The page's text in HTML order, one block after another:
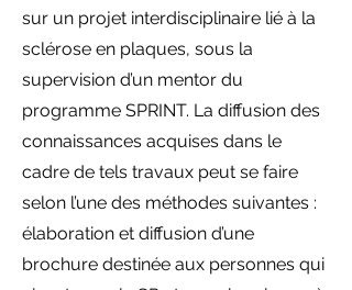
sur un projet interdisciplinaire lié à la
sclérose en plaques, sous la
supervision d’un mentor du
programme SPRINT. La diffusion des
connaissances acquises dans le
cadre de tels travaux peut se faire
selon l’une des méthodes suivantes :
élaboration et diffusion d’une
brochure destinée aux personnes qui